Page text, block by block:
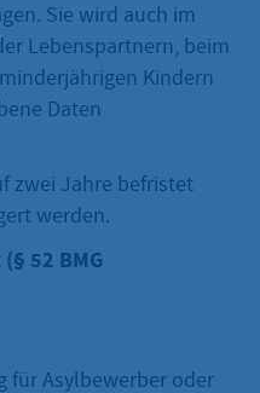
Sie wird auch im
Lebenspartnern, beim
Kindern
Daten
zwei Jahre befristet
werden.
52 BMG
für Asylbewerber oder